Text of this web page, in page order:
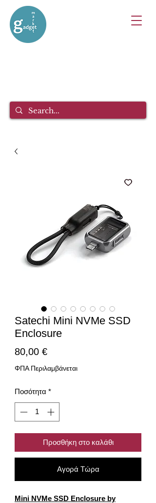
Satechi Mini NVMe SSD
Enclosure
80,00 €Τιμή
ΦΠΑ Περιλαμβάνεται
Ποσότητα *
Προσθήκη στο καλάθι
Αγορά Τώρα
Mini NVMe SSD Enclosure by